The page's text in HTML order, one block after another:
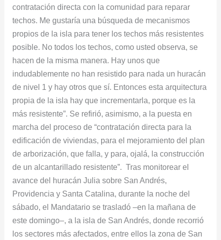
contratación directa con la comunidad para reparar
techos. Me gustaría una búsqueda de mecanismos
propios de la isla para tener los techos más resistentes
posible. No todos los techos, como usted observa, se
hacen de la misma manera. Hay unos que
indudablemente no han resistido para nada un huracán
de nivel 1 y hay otros que sí. Entonces esta arquitectura
propia de la isla hay que incrementarla, porque es la
más resistente”. Se refirió, asimismo, a la puesta en
marcha del proceso de “contratación directa para la
edificación de viviendas, para el mejoramiento del plan
de arborización, que falla, y para, ojalá, la construcción
de un alcantarillado resistente”. Tras monitorear el
avance del huracán Julia sobre San Andrés,
Providencia y Santa Catalina, durante la noche del
sábado, el Mandatario se trasladó –en la mañana de
este domingo–, a la isla de San Andrés, donde recorrió
los sectores más afectados, entre ellos la zona de San